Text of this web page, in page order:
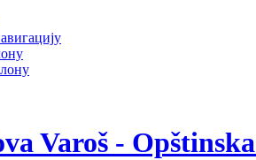
Varoš -